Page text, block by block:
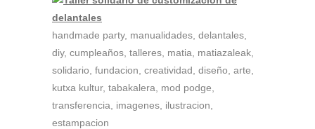
handmade party, manualidades, delantales,
diy, cumpleaños, talleres, matia, matiazaleak,
solidario, fundacion, creatividad, diseño, arte,
kutxa kultur, tabakalera, mod podge,
transferencia, imagenes, ilustracion,
estampacion